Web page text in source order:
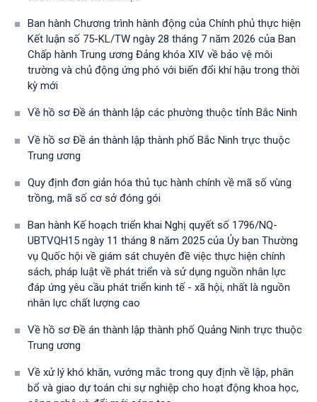
Ban hành Chương trình hành động của Chính phủ thực hiện
Kết luận số 75-KL/TW ngày 28 tháng 7 năm 2026 của Ban
Chấp hành Trung ương Đảng khóa XIV về bảo vệ môi
trường và chủ động ứng phó với biến đổi khí hậu trong thời
kỳ mới
Về hồ sơ Đề án thành lập các phường thuộc tỉnh Bắc Ninh
Về hồ sơ Đề án thành lập thành phố Bắc Ninh trực thuộc
Trung ương
Quy định đơn giản hóa thủ tục hành chính về mã số vùng
trồng, mã số cơ sở đóng gói
Ban hành Kế hoạch triển khai Nghị quyết số 1796/NQ-
UBTVQH15 ngày 11 tháng 8 năm 2025 của Ủy ban Thường
vụ Quốc hội về giám sát chuyên đề việc thực hiện chính
sách, pháp luật về phát triển và sử dụng nguồn nhân lực
đáp ứng yêu cầu phát triển kinh tế - xã hội, nhất là nguồn
nhân lực chất lượng cao
Về hồ sơ Đề án thành lập thành phố Quảng Ninh trực thuộc
Trung ương
Về xử lý khó khăn, vướng mắc trong quy định về lập, phân
bổ và giao dự toán chi sự nghiệp cho hoạt động khoa học,